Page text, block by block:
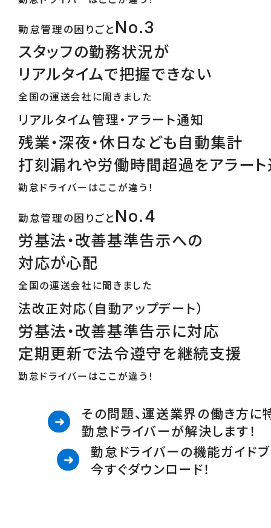
勤怠管理の困りごと No.3
スタッフの勤務状況が
リアルタイムで把握できない
全国の運送会社に聞きました
リアルタイム管理・アラート通知
残業・深夜・休日なども自動集計
打刻漏れや労働時間超過をアラー
勤怠ドライバーはここが違う！
勤怠管理の困りごと No.4
労基法・改善基準告示への
対応が心配
全国の運送会社に聞きました
法改正対応（自動アップデート）
労基法・改善基準告示に対応
定期更新で法令遵守を継続支援
勤怠ドライバーはここが違う！
その問題、運送業界の働き方に
勤怠ドライバーが解決します！
勤怠ドライバーの機能ガイド
今すぐダウンロード！